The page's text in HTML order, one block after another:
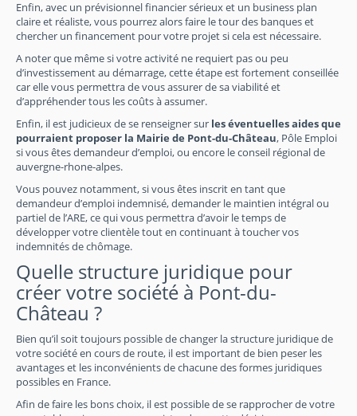
Enfin, avec un prévisionnel financier sérieux et un business plan
claire et réaliste, vous pourrez alors faire le tour des banques et
chercher un financement pour votre projet si cela est nécessaire.
A noter que même si votre activité ne requiert pas ou peu
d’investissement au démarrage, cette étape est fortement conseillée
car elle vous permettra de vous assurer de sa viabilité et
d’appréhender tous les coûts à assumer.
Enfin, il est judicieux de se renseigner sur les éventuelles aides que
pourraient proposer la Mairie de Pont-du-Château, Pôle Emploi
si vous êtes demandeur d’emploi, ou encore le conseil régional de
auvergne-rhone-alpes.
Vous pouvez notamment, si vous êtes inscrit en tant que
demandeur d’emploi indemnisé, demander le maintien intégral ou
partiel de l’ARE, ce qui vous permettra d’avoir le temps de
développer votre clientèle tout en continuant à toucher vos
indemnités de chômage.
Quelle structure juridique pour
créer votre société à Pont-du-
Château ?
Bien qu’il soit toujours possible de changer la structure juridique de
votre société en cours de route, il est important de bien peser les
avantages et les inconvénients de chacune des formes juridiques
possibles en France.
Afin de faire les bons choix, il est possible de se rapprocher de votre